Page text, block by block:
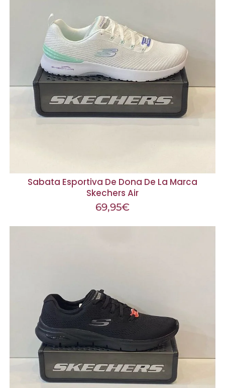
Sabata Esportiva De Dona De La Marca
Skechers Air
69,95€